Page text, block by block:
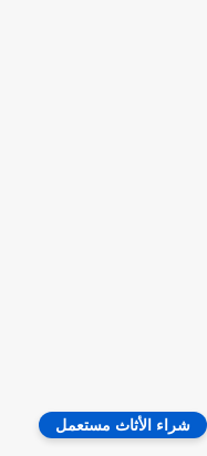
الأثاث مستعمل